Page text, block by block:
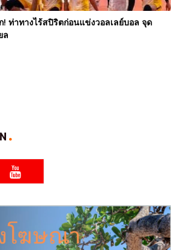
ท่าทางไร้สปิริตก่อนแข่งวอลเลย์บอล จุด
ล